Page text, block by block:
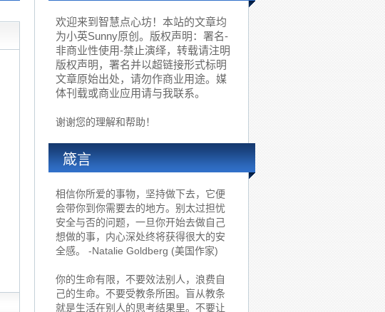
欢迎来到智慧点心坊！本站的文章均
为小英Sunny原创。版权声明：署名-
非商业性使用-禁止演绎，转载请注明
版权声明，署名并以超链接形式标明
文章原始出处，请勿作商业用途。媒
体刊载或商业应用请与我联系。
谢谢您的理解和帮助！
箴言
相信你所爱的事物，坚持做下去，它便
会带你到你需要去的地方。别太过担忧
安全与否的问题，一旦你开始去做自己
想做的事，内心深处终将获得很大的安
全感。 -Natalie Goldberg (美国作家)
你的生命有限，不要效法别人，浪费自
己的生命。不要受教条所困。盲从教条
就是生活在别人的思考结果里。不要让